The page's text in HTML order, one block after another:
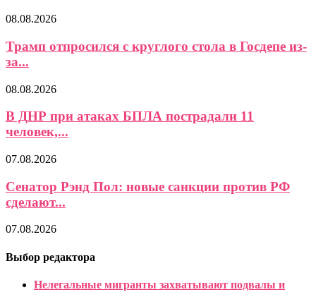
08.08.2026
Трамп отпросился с круглого стола в Госдепе из-
за...
08.08.2026
В ДНР при атаках БПЛА пострадали 11
человек,...
07.08.2026
Сенатор Рэнд Пол: новые санкции против РФ
сделают...
07.08.2026
Выбор редактора
Нелегальные мигранты захватывают подвалы и